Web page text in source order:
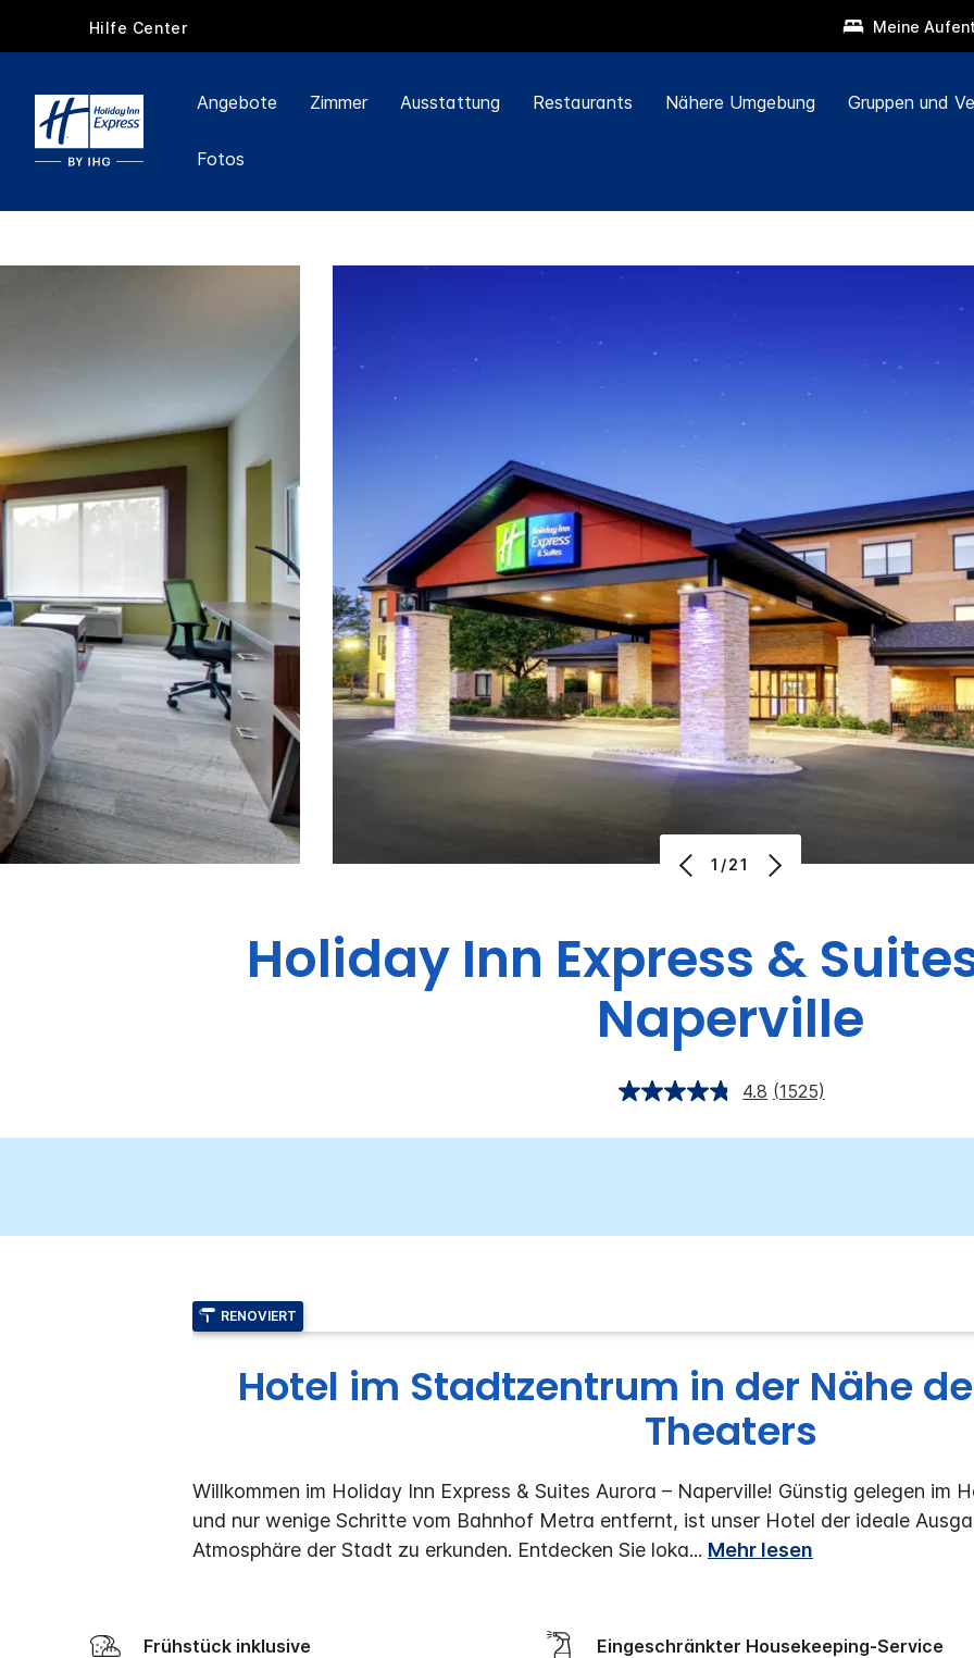
Hilfe Center Meine
Angebote Zimmer Ausstattung Restaurants Nähere Umgebung Gruppen und
Fotos
1/21
Holiday Inn Express &
Naperville
4.8 (1525)
RENOVIERT
Hotel im Stadtzentrum in der Nähe
Theaters
Willkommen im Holiday Inn Express & Suites Aurora – Naperville! Günstig gelegen im
und nur wenige Schritte vom Bahnhof Metra entfernt, ist unser Hotel der ideale
Atmosphäre der Stadt zu erkunden. Entdecken Sie loka... Mehr lesen
Frühstück inklusive Eingeschränkter Housekeeping-Service